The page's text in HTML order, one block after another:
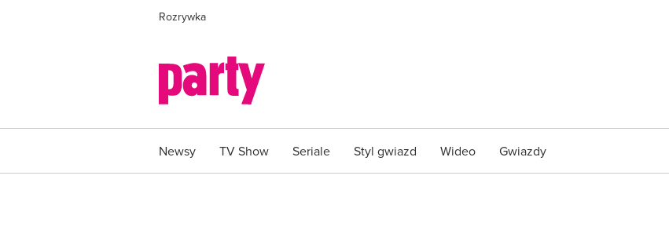
Rozrywka
Newsy TV Show Seriale Styl gwiazd Wideo Gwiazdy